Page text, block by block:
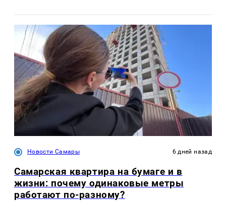
Новости Самары 6 дней назад
Самарская квартира на бумаге и в
жизни: почему одинаковые метры
работают по-разному?